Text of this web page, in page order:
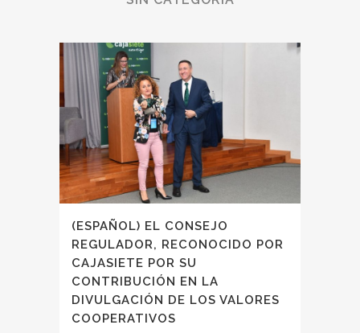
(ESPAÑOL) EL CONSEJO
REGULADOR, RECONOCIDO POR
CAJASIETE POR SU
CONTRIBUCIÓN EN LA
DIVULGACIÓN DE LOS VALORES
COOPERATIVOS